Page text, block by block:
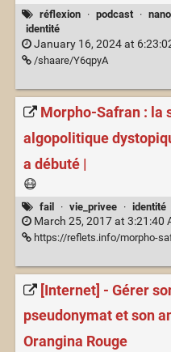
réflexion · podcast · nano
identité
January 16, 2024 at
/shaare/Y6qpyA
Morpho-Safran : la
algopolitique
a débuté |
😷
fail · vie_privee · identité
March 25, 2017 at 3:21:40
https://reflets.info/morpho-safran-la-
[Internet] - Gérer
pseudonymat et son
Orangina Rouge